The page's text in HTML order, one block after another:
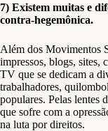
7) Existem muitas e
contra-hegemônica.
Além dos Movimentos
impressos, blogs, sites,
TV que se dedicam a
trabalhadores,
populares. Pelas lentes
que sofre com a
na luta por direitos.